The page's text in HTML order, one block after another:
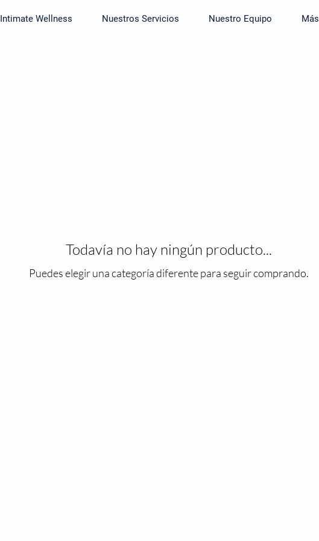
Intimate Wellness Nuestros Servicios Nuestro Equipo Más
Todavía no hay ningún producto...
Puedes elegir una categoría diferente para seguir comprando.